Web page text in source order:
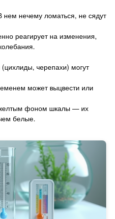
нем нечему ломаться, не сядут
реагирует на изменения,
черепахи) могут
может выцвести или
фоном шкалы — их
белые.